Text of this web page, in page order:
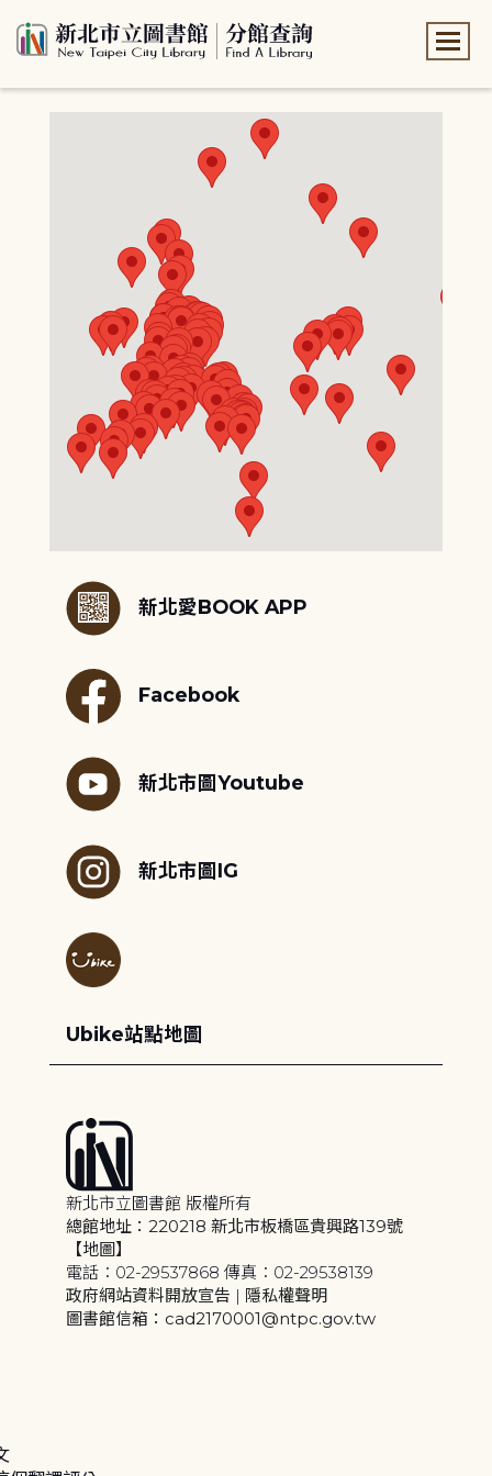
新北愛BOOK APP
Facebook
新北市圖Youtube
新北市圖IG
Ubike站點地圖
新北市立圖書館 版權所有
總館地址：220218 新北市板橋區貴興路139號
【地圖】
電話：02-29537868 傳真：02-29538139
政府網站資料開放宣告 | 隱私權聲明
圖書館信箱：cad2170001@ntpc.gov.tw